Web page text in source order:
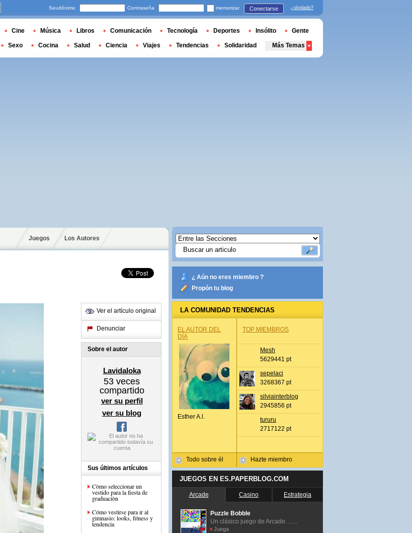
Juegos Los Autores
Ver el artículo original
Denunciar
Sobre el autor
Lavidaloka
53 veces
compartido
ver su perfil
ver su blog
Sus últimos artículos
Còmo seleccionar un
vestido para la fiesta de
graduaciòn
Cómo vestirse para ir al
gimnasio: looks, fitness y
tendencia
¿ Aún no eres miembro ?
Propón tu blog
LA COMUNIDAD TENDENCIAS
EL AUTOR DEL
DÍA
Esther A.l.
Todo sobre él
TOP MIEMBROS
Mesh
5629441 pt
sepelaci
3268367 pt
silviainterblog
2945856 pt
tururu
2717122 pt
Hazte miembro
JUEGOS EN ES.PAPERBLOG.COM
Arcade Casino Estrategia
Puzzle Bobble
Un clásico juego de Arcade. ......
Juega
Seudónimo Contraseña memorizar Conectarse ¿olvidado?
Cine Música Libros Comunicación Tecnología Deportes Insólito Gente
Sexo Cocina Salud Ciencia Viajes Tendencias Solidaridad Más Temas